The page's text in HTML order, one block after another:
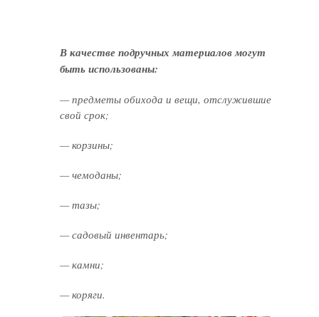
В качестве подручных материалов могут
быть использованы:
— предметы обихода и вещи, отслужившие
свой срок;
— корзины;
— чемоданы;
— тазы;
— садовый инвентарь;
— камни;
— коряги.